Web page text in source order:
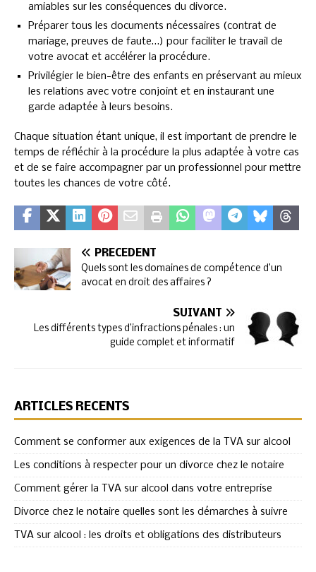
amiables sur les conséquences du divorce.
Préparer tous les documents nécessaires (contrat de
mariage, preuves de faute…) pour faciliter le travail de
votre avocat et accélérer la procédure.
Privilégier le bien-être des enfants en préservant au mieux
les relations avec votre conjoint et en instaurant une
garde adaptée à leurs besoins.
Chaque situation étant unique, il est important de prendre le
temps de réfléchir à la procédure la plus adaptée à votre cas
et de se faire accompagner par un professionnel pour mettre
toutes les chances de votre côté.
PRÉCÉDENT
Quels sont les domaines de compétence d’un
avocat en droit des affaires ?
SUIVANT
Les différents types d’infractions pénales : un
guide complet et informatif
ARTICLES RÉCENTS
Comment se conformer aux exigences de la TVA sur alcool
Les conditions à respecter pour un divorce chez le notaire
Comment gérer la TVA sur alcool dans votre entreprise
Divorce chez le notaire quelles sont les démarches à suivre
TVA sur alcool : les droits et obligations des distributeurs